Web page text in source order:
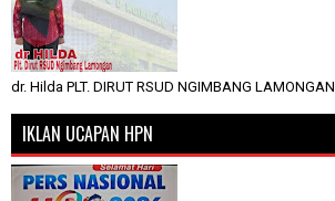
dr. Hilda PLT. DIRUT RSUD NGIMBANG LAMONGAN
IKLAN UCAPAN HPN